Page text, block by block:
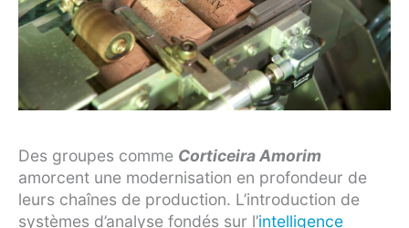
Des groupes comme Corticeira Amorim
amorcent une modernisation en profondeur de
leurs chaînes de production. L’introduction de
systèmes d’analyse fondés sur l’intelligence